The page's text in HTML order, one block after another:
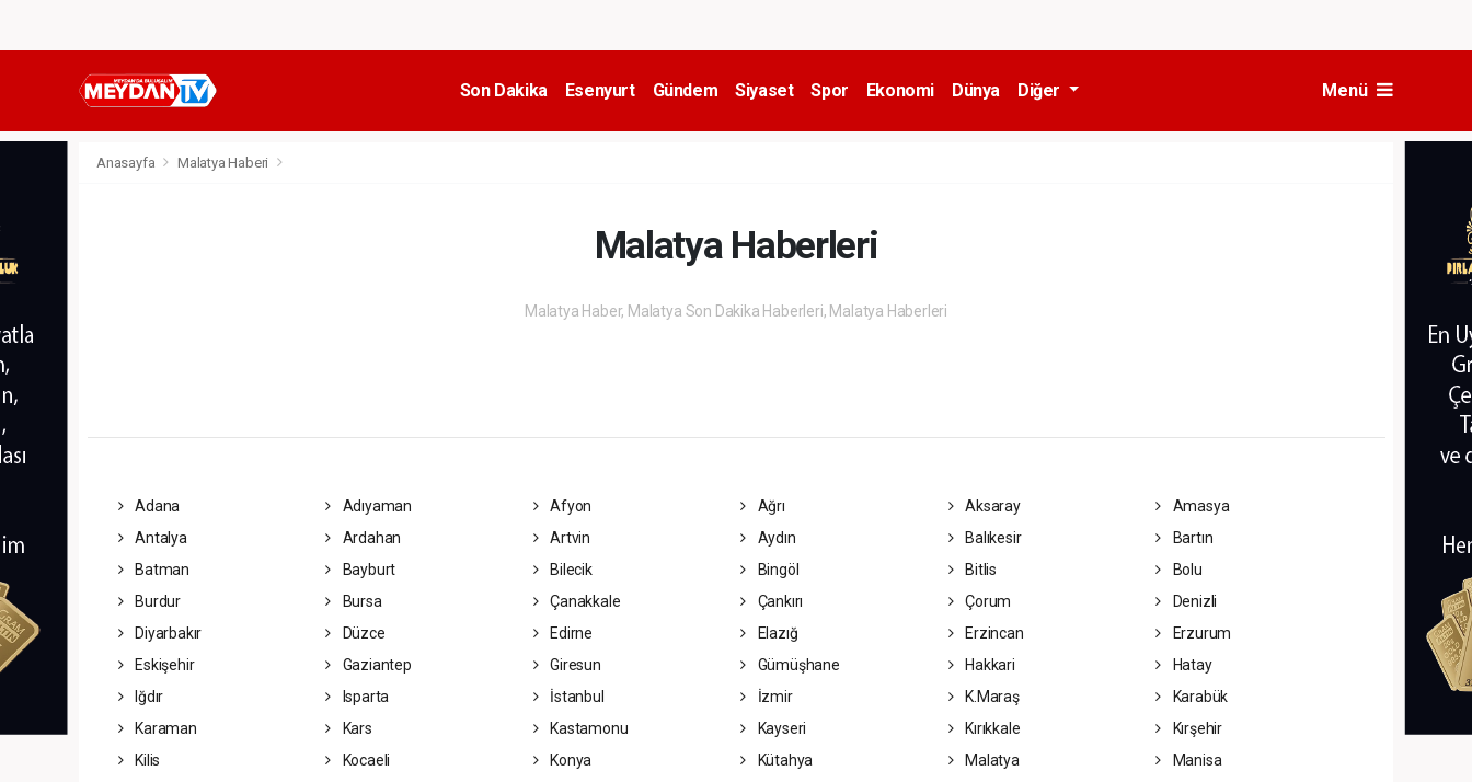
Son Dakika Esenyurt Gündem Siyaset Spor Ekonomi Dünya Diğer Menü
Anasayfa Malatya Haberi
Malatya Haberleri
Malatya Haber, Malatya Son Dakika Haberleri, Malatya Haberleri
Adana Adıyaman Afyon Ağrı Aksaray
Amasya
Antalya
Ardahan Artvin Aydın Balıkesir
Bartın
Batman
Bayburt Bilecik Bingöl Bitlis
Bolu
Burdur
Bursa Çanakkale Çankırı Çorum
Denizli
Diyarbakır
Düzce Edirne Elazığ Erzincan
Erzurum
Eskişehir
Gaziantep Giresun Gümüşhane Hakkari
Hatay
Iğdır
Isparta İstanbul İzmir K.Maraş
Karabük
Karaman
Kars Kastamonu Kayseri Kırıkkale
Kırşehir
Kilis
Kocaeli Konya Kütahya Malatya
Manisa